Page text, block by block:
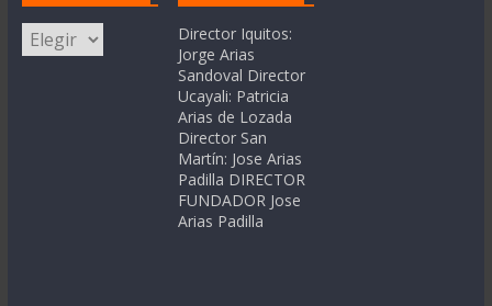
Categorías
Director Iquitos:
Jorge Arias
Sandoval Director
Ucayali: Patricia
Arias de Lozada
Director San
Martín: Jose Arias
Padilla DIRECTOR
FUNDADOR Jose
Arias Padilla